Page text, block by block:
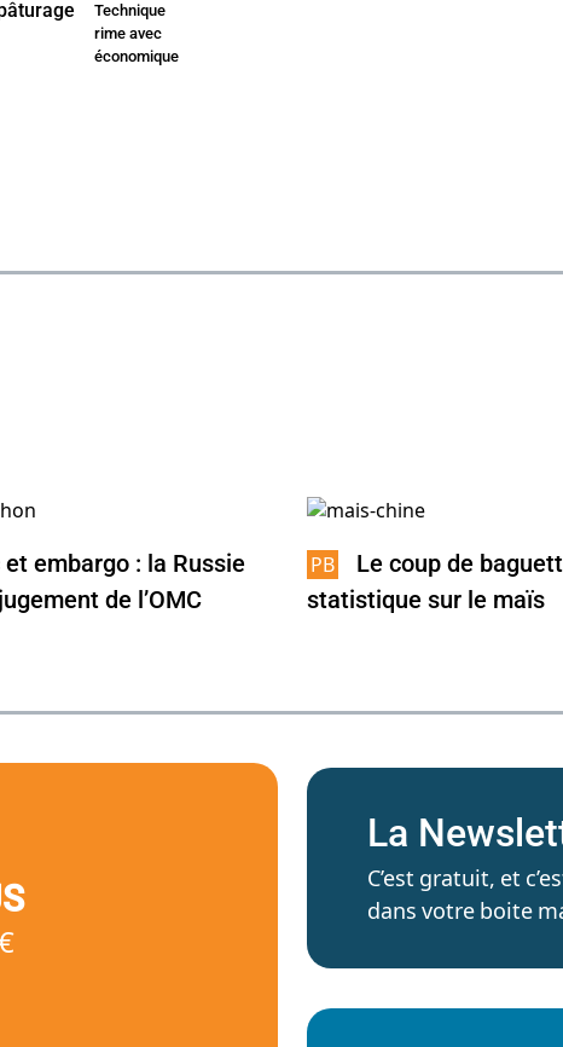
Technique
rime avec
économique
et embargo : la Russie
de l’OMC
Le coup de
statistique sur le maïs
La
C’est gratuit, et
dans votre boite